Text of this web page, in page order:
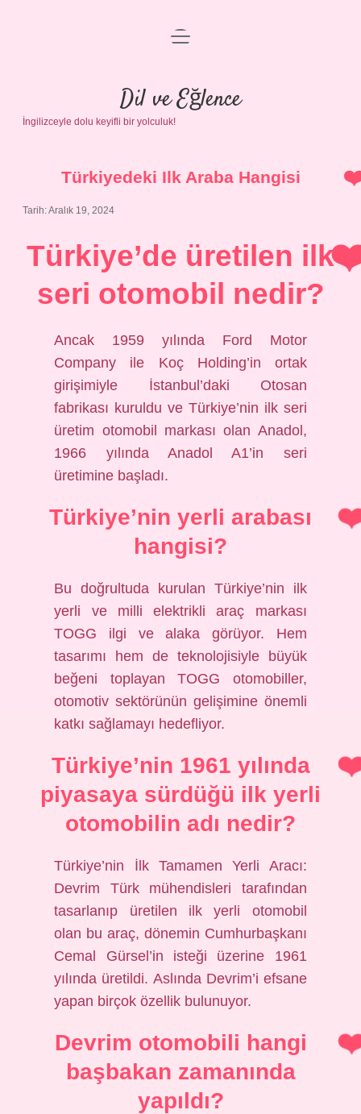
Anasayfa
Gizlilik Politikası
Yasal Uyarı
menüyü
Dil ve Eğlence
İngilizceyle dolu keyifli bir yolculuk!
Türkiyedeki Ilk Araba Hangisi
Tarih: Aralık 19, 2024
Türkiye’de üretilen ilk
seri otomobil nedir?
Ancak 1959 yılında Ford Motor
Company ile Koç Holding’in ortak
girişimiyle İstanbul’daki Otosan
fabrikası kuruldu ve Türkiye’nin ilk seri
üretim otomobil markası olan Anadol,
1966 yılında Anadol A1’in seri
üretimine başladı.
Türkiye’nin yerli arabası
hangisi?
Bu doğrultuda kurulan Türkiye’nin ilk
yerli ve milli elektrikli araç markası
TOGG ilgi ve alaka görüyor. Hem
tasarımı hem de teknolojisiyle büyük
beğeni toplayan TOGG otomobiller,
otomotiv sektörünün gelişimine önemli
katkı sağlamayı hedefliyor.
Türkiye’nin 1961 yılında
piyasaya sürdüğü ilk yerli
otomobilin adı nedir?
Türkiye’nin İlk Tamamen Yerli Aracı:
Devrim Türk mühendisleri tarafından
tasarlanıp üretilen ilk yerli otomobil
olan bu araç, dönemin Cumhurbaşkanı
Cemal Gürsel’in isteği üzerine 1961
yılında üretildi. Aslında Devrim’i efsane
yapan birçok özellik bulunuyor.
Devrim otomobili hangi
başbakan zamanında
yapıldı?